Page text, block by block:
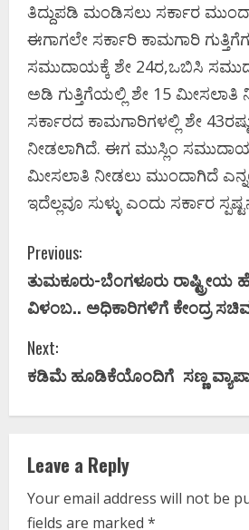
ತಿದ್ದುಪಡಿ ಮಂಡಿಸಲು ಸರ್ಕಾರ
ಈಗಾಗಲೇ ಸರ್ಕಾರಿ ಕಾಮಗಾರಿ
ಸಮುದಾಯಕ್ಕೆ ಶೇ 24ರ,ಒಬಿಸಿ
ಅಡಿ ಗುತ್ತಿಗೆಯಲ್ಲಿ ಶೇ 15 ಮೀಸಲಾತಿ
ಸರ್ಕಾರದ ಕಾಮಗಾರಿಗಳಲ್ಲಿ ಶೇ
ನೀಡಲಾಗಿದೆ. ಈಗ ಮುಸ್ಲಿಂ
ಮೀಸಲಾತಿ ನೀಡಲು ಮುಂದಾಗಿದೆ
ಇದೆಲ್ಲವೂ ಸುಳ್ಳು ಎಂದು ಸರ್ಕಾರ
C
o
n
t
i
n
u
Previous:
ತುಮಕೂರು-ಬೆಂಗಳೂರು ರಾಷ್ಟ್ರೀಯ
ವಿಳಂಬ.. ಅಧಿಕಾರಿಗಳಿಗೆ ಕೇಂದ್ರ ಸಚಿವ
Next:
ಕಡಿಮೆ ಹೂಡಿಕೆಯೊಂದಿಗೆ ಸಣ್ಣ
Leave a Reply
Your email address will not be
fields are marked *